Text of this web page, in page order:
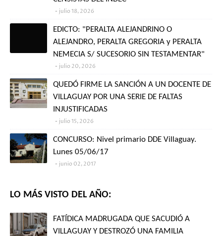
julio 18, 2026
EDICTO: "PERALTA ALEJANDRINO O
ALEJANDRO, PERALTA GREGORIA y PERALTA
NEMECIA S/ SUCESORIO SIN TESTAMENTAR"
julio 20, 2026
QUEDÓ FIRME LA SANCIÓN A UN DOCENTE DE
VILLAGUAY POR UNA SERIE DE FALTAS
INJUSTIFICADAS
julio 15, 2026
CONCURSO: Nivel primario DDE Villaguay.
Lunes 05/06/17
junio 02, 2017
LO MÁS VISTO DEL AÑO:
FATÍDICA MADRUGADA QUE SACUDIÓ A
VILLAGUAY Y DESTROZÓ UNA FAMILIA